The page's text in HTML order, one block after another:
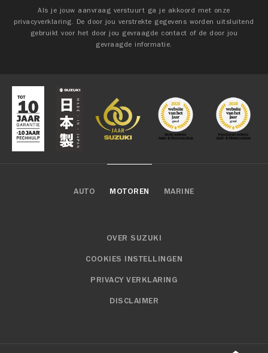
Als je jouw aanvraag verstuurt ga je akkoord met onze
privacyverklaring. De door jou verstrekte gegevens worden uitsluitend
gebruikt voor het door jou gevraagde contact of de door jou
gevraagde informatie.
AUTO MOTOREN MARINE
OVER SUZUKI
COOKIES INSTELLINGEN
PRIVACY VERKLARING
DISCLAIMER